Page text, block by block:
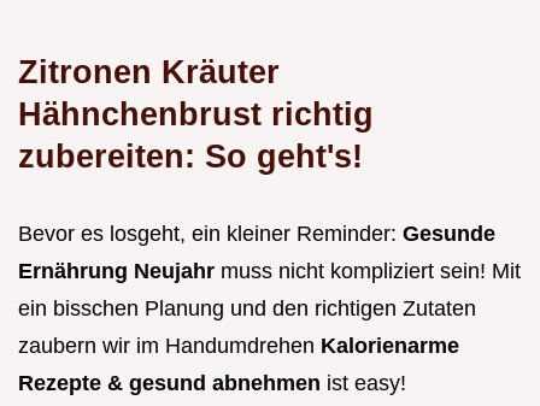
Zitronen Kräuter
Hähnchenbrust richtig
zubereiten: So geht's!
Bevor es losgeht, ein kleiner Reminder: Gesunde
Ernährung Neujahr muss nicht kompliziert sein! Mit
ein bisschen Planung und den richtigen Zutaten
zaubern wir im Handumdrehen Kalorienarme
Rezepte & gesund abnehmen ist easy!